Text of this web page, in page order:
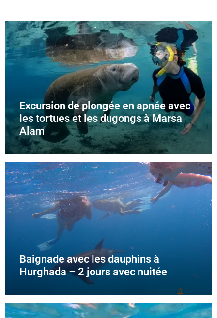
Excursion de plongée en apnée avec
les tortues et les dugongs à Marsa
Alam
Baignade avec les dauphins à
Hurghada – 2 jours avec nuitée